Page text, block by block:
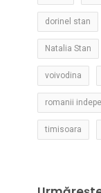
dorinel stan
Natalia Stan
voivodina
romanii
timisoara